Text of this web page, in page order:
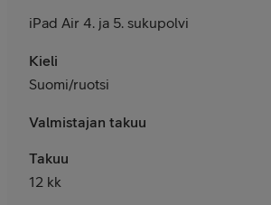
iPad Air 4. ja 5. sukupolvi
Kieli
Suomi/ruotsi
Valmistajan takuu
Takuu
12 kk